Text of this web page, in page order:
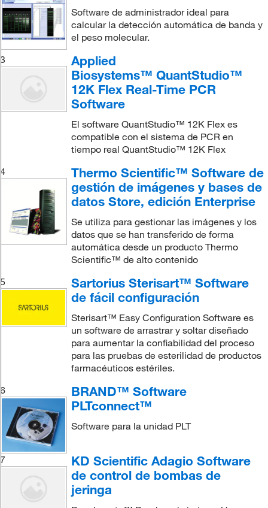
Software de administrador ideal para
calcular la detección automática de banda y
el peso molecular.
3
Applied
Biosystems™ QuantStudio™
12K Flex Real-Time PCR
Software
El software QuantStudio™ 12K Flex es
compatible con el sistema de PCR en
tiempo real QuantStudio™ 12K Flex
4
Thermo Scientific™ Software de
gestión de imágenes y bases de
datos Store, edición Enterprise
Se utiliza para gestionar las imágenes y los
datos que se han transferido de forma
automática desde un producto Thermo
Scientific™ de alto contenido
5
Sartorius Sterisart™ Software
de fácil configuración
Sterisart™ Easy Configuration Software es
un software de arrastrar y soltar diseñado
para aumentar la confiabilidad del proceso
para las pruebas de esterilidad de productos
farmacéuticos estériles.
6
BRAND™ Software
PLTconnect™
Software para la unidad PLT
7
KD Scientific Adagio Software
de control de bombas de
jeringa